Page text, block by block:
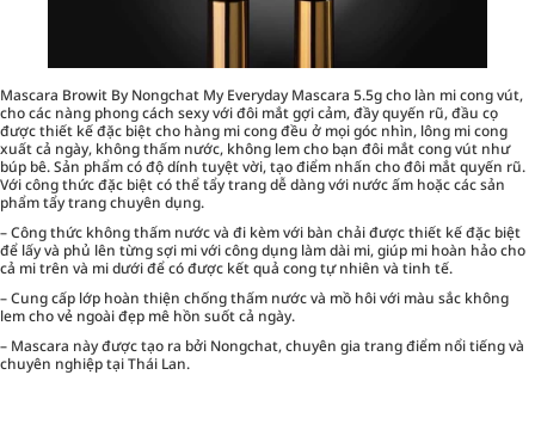
Mascara Browit By Nongchat My Everyday Mascara 5.5g cho làn mi cong vút,
cho các nàng phong cách sexy với đôi mắt gợi cảm, đầy quyến rũ, đầu cọ
được thiết kế đặc biệt cho hàng mi cong đều ở mọi góc nhìn, lông mi cong
xuất cả ngày, không thấm nước, không lem cho bạn đôi mắt cong vút như
búp bê. Sản phẩm có độ dính tuyệt vời, tạo điểm nhấn cho đôi mắt quyến rũ.
Với công thức đặc biệt có thể tẩy trang dễ dàng với nước ấm hoặc các sản
phẩm tẩy trang chuyên dụng.
– Công thức không thấm nước và đi kèm với bàn chải được thiết kế đặc biệt
để lấy và phủ lên từng sợi mi với công dụng làm dài mi, giúp mi hoàn hảo cho
cả mi trên và mi dưới để có được kết quả cong tự nhiên và tinh tế.
– Cung cấp lớp hoàn thiện chống thấm nước và mồ hôi với màu sắc không
lem cho vẻ ngoài đẹp mê hồn suốt cả ngày.
– Mascara này được tạo ra bởi Nongchat, chuyên gia trang điểm nổi tiếng và
chuyên nghiệp tại Thái Lan.